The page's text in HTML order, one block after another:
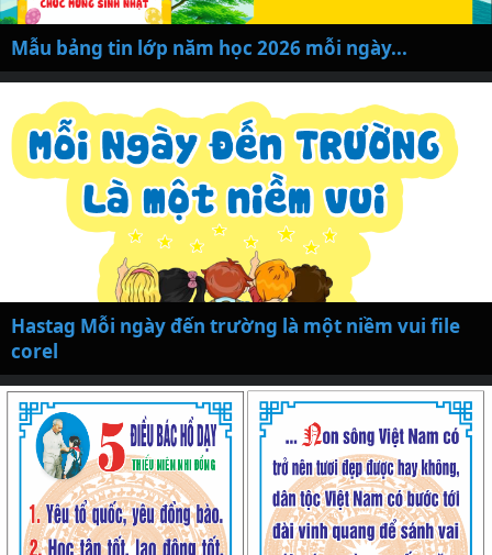
Mẫu bảng tin lớp năm học 2026 mỗi ngày...
Hastag Mỗi ngày đến trường là một niềm vui file
corel